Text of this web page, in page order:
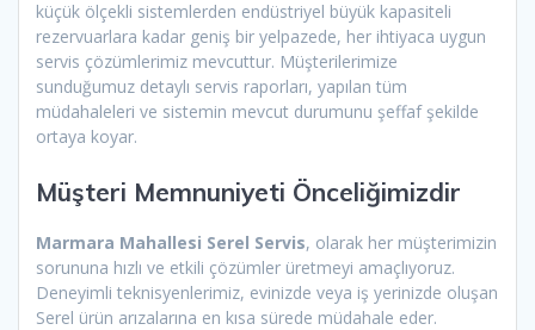
küçük ölçekli sistemlerden endüstriyel büyük kapasiteli
rezervuarlara kadar geniş bir yelpazede, her ihtiyaca uygun
servis çözümlerimiz mevcuttur. Müşterilerimize
sunduğumuz detaylı servis raporları, yapılan tüm
müdahaleleri ve sistemin mevcut durumunu şeffaf şekilde
ortaya koyar.
Müşteri Memnuniyeti Önceliğimizdir
Marmara Mahallesi Serel Servis, olarak her müşterimizin
sorununa hızlı ve etkili çözümler üretmeyi amaçlıyoruz.
Deneyimli teknisyenlerimiz, evinizde veya iş yerinizde oluşan
Serel ürün arızalarına en kısa sürede müdahale eder.